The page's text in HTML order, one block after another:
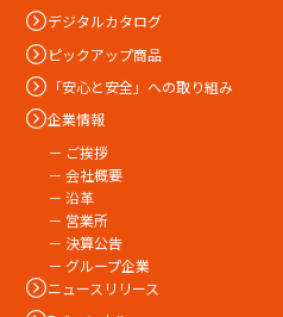
デジタルカタログ
ピックアップ商品
「安心と安全」への取り組み
企業情報
－ ご挨拶
－ 会社概要
－ 沿革
－ 営業所
－ 決算公告
－ グループ企業
ニュースリリース